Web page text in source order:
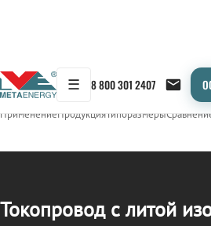
☰ 8 800 301 2407
← Продукция/ТОКОПРОВОД
ПрименениеПродукцияТипоразмеры
Токопровод с литой